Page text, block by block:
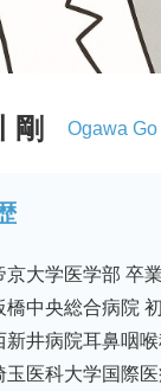
剛 Ogawa Go
京大学医学部 卒
橋中央総合病院
新井病院耳鼻咽
玉医科大学国際